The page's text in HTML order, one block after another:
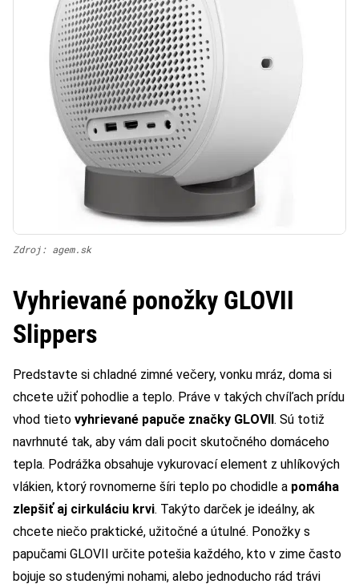
Zdroj: agem.sk
Vyhrievané ponožky GLOVII
Slippers
Predstavte si chladné zimné večery, vonku mráz, doma si
chcete užiť pohodlie a teplo. Práve v takých chvíľach prídu
vhod tieto vyhrievané papuče značky GLOVII . Sú totiž
navrhnuté tak, aby vám dali pocit skutočného domáceho
tepla. Podrážka obsahuje vykurovací element z uhlíkových
vlákien, ktorý rovnomerne šíri teplo po chodidle a pomáha
zlepšiť aj cirkuláciu krvi. Takýto darček je ideálny, ak
chcete niečo praktické, užitočné a útulné. Ponožky s
papučami GLOVII určite potešia každého, kto v zime často
bojuje so studenými nohami, alebo jednoducho rád trávi